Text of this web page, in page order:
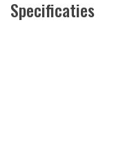
Specificaties